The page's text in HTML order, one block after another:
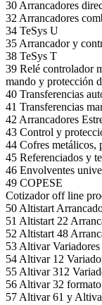
30 Arrancadores
32 Arrancadores
34 TeSys U
35 Arrancador y
38 TeSys T
39 Relé controlador
mando y protección
40 Transferencias
41 Transferencias
42 Arrancadores
43 Control y
44 Cofres metálicos,
45 Referenciados y
46 Envolventes
49 COPESE
Cotizador off line
50 Altistart
51 Altistart 22
52 Altistart 48
53 Altivar
54 Altivar 12
55 Altivar 312
56 Altivar 32
57 Altivar 61 y